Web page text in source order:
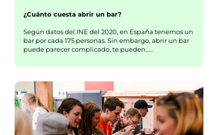
¿Cuánto cuesta abrir un bar?
Según datos del INE del 2020, en España tenemos un
bar por cada 175 personas. Sin embargo, abrir un bar
puede parecer complicado, te pueden……